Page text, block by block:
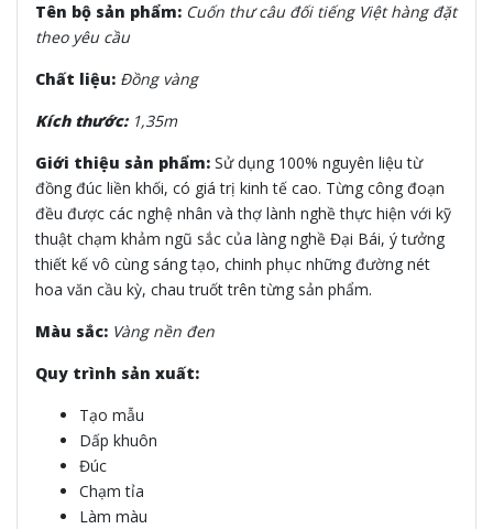
Tên bộ sản phẩm: Cuốn thư câu đối tiếng Việt hàng đặt
theo yêu cầu
Chất liệu: Đồng vàng
Kích thước:1,35m
Giới thiệu sản phẩm: Sử dụng 100% nguyên liệu từ
đồng đúc liền khối, có giá trị kinh tế cao. Từng công đoạn
đều được các nghệ nhân và thợ lành nghề thực hiện với kỹ
thuật chạm khảm ngũ sắc của làng nghề Đại Bái, ý tưởng
thiết kế vô cùng sáng tạo, chinh phục những đường nét
hoa văn cầu kỳ, chau truốt trên từng sản phẩm.
Màu sắc: Vàng nền đen
Quy trình sản xuất:
Tạo mẫu
Dấp khuôn
Đúc
Chạm tỉa
Làm màu